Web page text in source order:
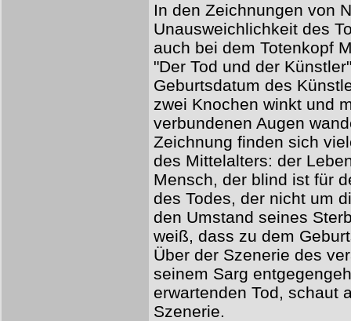
In den Zeichnungen von
Unausweichlichkeit des
auch bei dem Totenkopf
"Der Tod und der
Geburtsdatum des
zwei Knochen winkt und
verbundenen Augen
Zeichnung finden sich
des Mittelalters: der
Mensch, der blind ist für
des Todes, der nicht um
den Umstand seines
weiß, dass zu dem
Über der Szenerie des
seinem Sarg
erwartenden Tod, schaut
Szenerie.